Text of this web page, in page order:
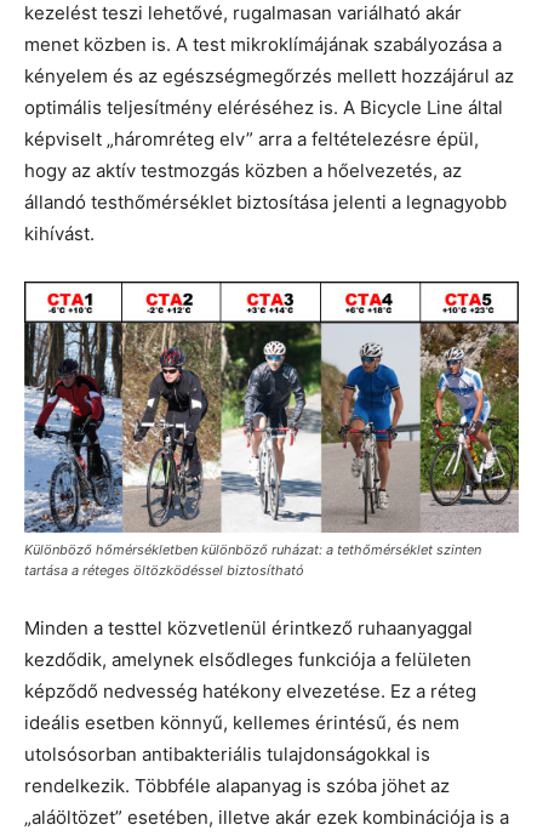
kezelést teszi lehetővé, rugalmasan variálható akár
menet közben is. A test mikroklímájának szabályozása a
kényelem és az egészségmegőrzés mellett hozzájárul az
optimális teljesítmény eléréséhez is. A Bicycle Line által
képviselt „háromréteg elv” arra a feltételezésre épül,
hogy az aktív testmozgás közben a hőelvezetés, az
állandó testhőmérséklet biztosítása jelenti a legnagyobb
kihívást.
Különböző hőmérsékletben különböző ruházat: a tethőmérséklet szinten
tartása a réteges öltözködéssel biztosítható
Minden a testtel közvetlenül érintkező ruhaanyaggal
kezdődik, amelynek elsődleges funkciója a felületen
képződő nedvesség hatékony elvezetése. Ez a réteg
ideális esetben könnyű, kellemes érintésű, és nem
utolsósorban antibakteriális tulajdonságokkal is
rendelkezik. Többféle alapanyag is szóba jöhet az
„aláöltözet” esetében, illetve akár ezek kombinációja is a